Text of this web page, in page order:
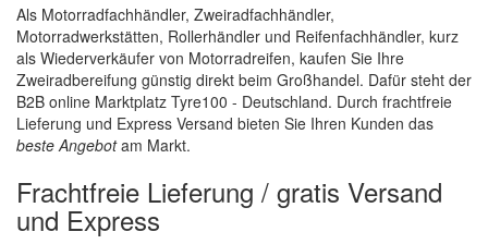
Als Motorradfachhändler, Zweiradfachhändler,
Motorradwerkstätten, Rollerhändler und Reifenfachhändler, kurz
als Wiederverkäufer von Motorradreifen, kaufen Sie Ihre
Zweiradbereifung günstig direkt beim Großhandel. Dafür steht der
B2B online Marktplatz Tyre100 - Deutschland. Durch frachtfreie
Lieferung und Express Versand bieten Sie Ihren Kunden das
beste Angebotam Markt.
Frachtfreie Lieferung / gratis Versand
und Express